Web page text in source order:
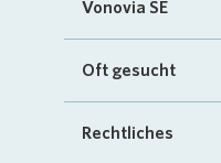
Vonovia SE
Startseite
Oft gesucht
FAQ
Rechtliches